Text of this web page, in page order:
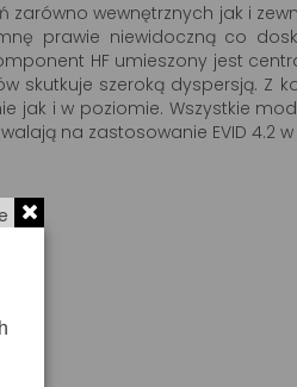
wewnętrznych jak i
prawie niewidoczną co
HF umieszony jest
skutkuje szeroką dyspersją. Z
jak i w poziomie. Wszystkie
na zastosowanie EVID 4.2 w